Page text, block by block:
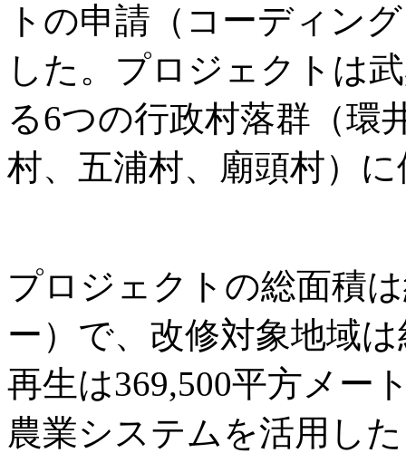
トの申請（コーディン
した。プロジェクトは
る6つの行政村落群（環
村、五浦村、廟頭村）
プロジェクトの総面積
ー）で、改修対象地域
再生は369,500平方メー
農業システムを活用し